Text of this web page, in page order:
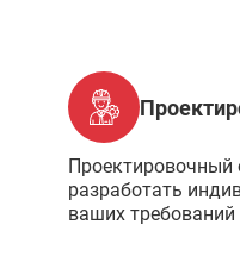
разработать
ваших